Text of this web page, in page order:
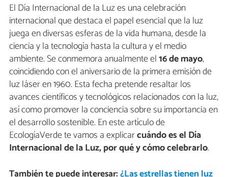
El Día Internacional de la Luz es una celebración
internacional que destaca el papel esencial que la luz
juega en diversas esferas de la vida humana, desde la
ciencia y la tecnología hasta la cultura y el medio
ambiente. Se conmemora anualmente el16 de mayo,
coincidiendo con el aniversario de la primera emisión de
luz láser en 1960. Esta fecha pretende resaltar los
avances científicos y tecnológicos relacionados con la luz,
así como promover la conciencia sobre su importancia en
el desarrollo sostenible. En este artículo de
EcologíaVerde te vamos a explicarcuándo es el Día
Internacional de la Luz, por qué y cómo celebrarlo.